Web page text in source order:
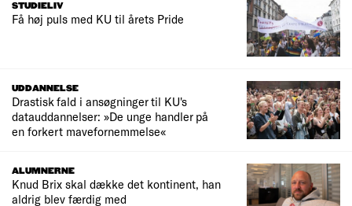
STUDIELIV
Få høj puls med KU til årets Pride
UDDANNELSE
Drastisk fald i ansøgninger til KU's
datauddannelser: »De unge handler på
en forkert mavefornemmelse«
ALUMNERNE
Knud Brix skal dække det kontinent, han
aldrig blev færdig med